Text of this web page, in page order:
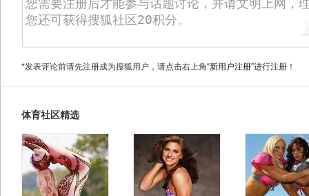
*发表评论前请先注册成为搜狐用户，请点击右上角“新用户注册”进行注册！
体育社区精选